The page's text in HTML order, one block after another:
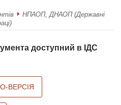
НПАОП, ДНАОП (Державні
доступний в ІДС
ВЕРСІЯ